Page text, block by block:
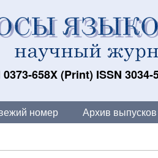
0373-658X (Print) ISSN
номер Архив выпусков